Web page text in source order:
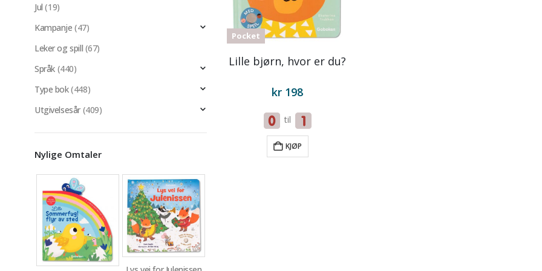
Pocket
Lille bjørn, hvor er du?
kr 198
til
KJØP
Jul (19)
Kampanje (47)
Leker og spill (67)
Språk (440)
Type bok(448)
Utgivelsesår (409)
Nylige Omtaler